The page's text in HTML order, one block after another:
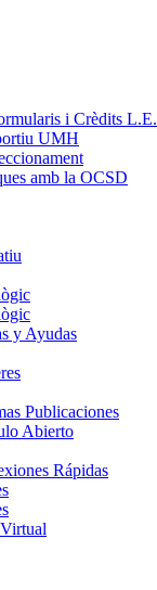
i Crèdits L.E.
UMH
amb la OCSD
y Ayudas
Publicaciones
Abierto
Rápidas